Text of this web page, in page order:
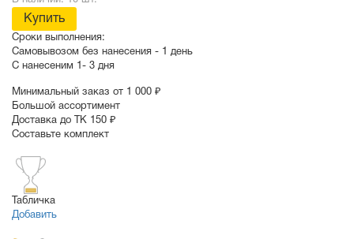
Купить
Сроки выполнения:
Самовывозом без нанесения - 1 день
С нанесеним 1- 3 дня
Минимальный заказ от 1 000 ₽
Большой ассортимент
Доставка до ТК 150 ₽
Составьте комплект
Табличка
Добавить